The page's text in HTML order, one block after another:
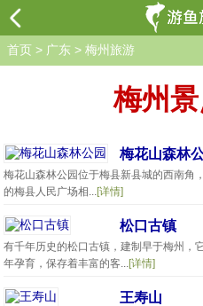
首页 > 广东 > 梅州旅游
梅州
梅花山森林
梅花山森林公园位于梅县新县城的西南角
的梅县人民广场相...[详情]
松口古镇
有千年历史的松口古镇，建制早于梅州，
年孕育，保存着丰富的客...[详情]
王寿山